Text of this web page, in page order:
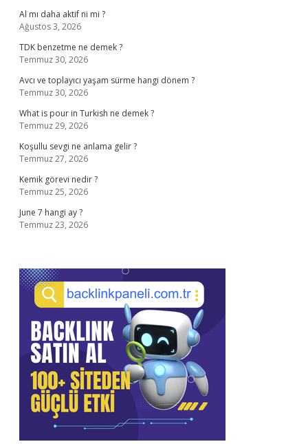
Al mı daha aktif ni mi ?
Ağustos 3, 2026
TDK benzetme ne demek ?
Temmuz 30, 2026
Avcı ve toplayıcı yaşam sürme hangi dönem ?
Temmuz 30, 2026
What is pour in Turkish ne demek ?
Temmuz 29, 2026
Koşullu sevgi ne anlama gelir ?
Temmuz 27, 2026
Kemik görevi nedir ?
Temmuz 25, 2026
June 7 hangi ay ?
Temmuz 23, 2026